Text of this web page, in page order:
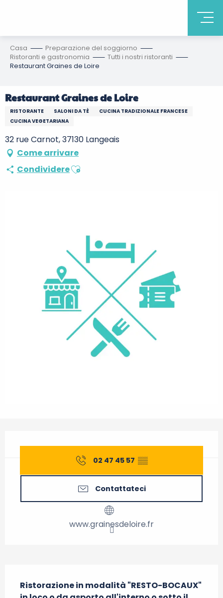
Casa
Preparazione del soggiorno
Ristoranti e gastronomia
Tutti i nostri ristoranti
Restaurant Graines de Loire
Restaurant Graines de Loire
RISTORANTE SALONI DA TÈ
CUCINA TRADIZIONALE FRANCESE
CUCINA VEGETARIANA
32 rue Carnot, 37130 Langeais
Come arrivare
CondividereAjouter aux favoris
02 47 45 57 ▒▒
Contattateci
www.grainesdeloire.fr
Ristorazione in modalità "RESTO-BOCAUX"